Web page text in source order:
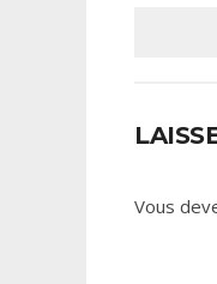
Vous